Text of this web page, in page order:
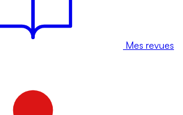
Mes revues